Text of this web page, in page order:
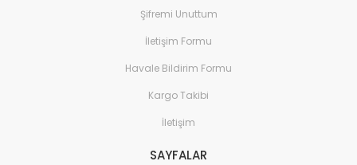
Şifremi Unuttum
İletişim Formu
Havale Bildirim Formu
Kargo Takibi
İletişim
SAYFALAR